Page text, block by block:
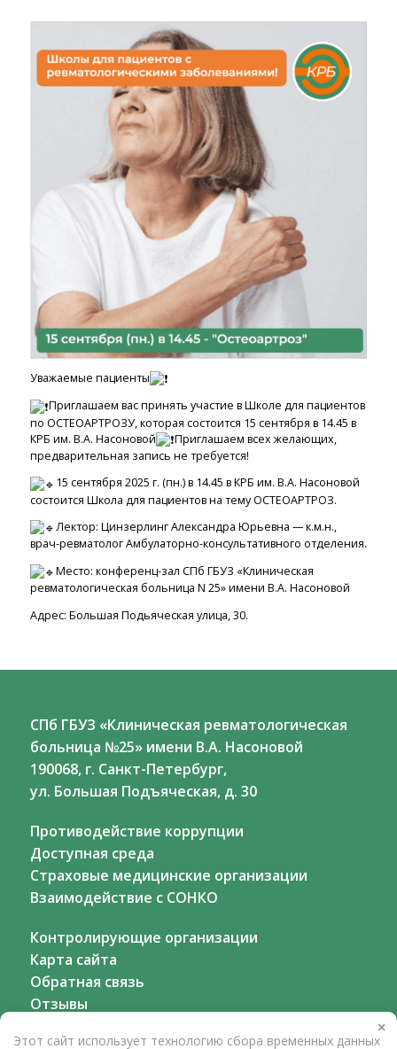
Уважаемые пациенты
️Приглашаем вас принять участие в Школе для пациентов
по ОСТЕОАРТРОЗУ, которая состоится 15 сентября в 14.45 в
КРБ им. В.А. Насоновой
️Приглашаем всех желающих,
предварительная запись не требуется!
15 сентября 2025 г. (пн.) в 14.45 в КРБ им. В.А. Насоновой
состоится Школа для пациентов на тему ОСТЕОАРТРОЗ.
Лектор: Цинзерлинг Александра Юрьевна — к.м.н.,
врач-ревматолог Амбулаторно-консультативного отделения.
Место: конференц-зал СПб ГБУЗ «Клиническая
ревматологическая больница N 25» имени В.А. Насоновой
Адрес: Большая Подьяческая улица, 30.
СПб ГБУЗ «Клиническая ревматологическая
больница №25» имени В.А. Насоновой
190068, г. Санкт-Петербург,
ул. Большая Подъяческая, д. 30
Противодействие коррупции
Доступная среда
Страховые медицинские организации
Взаимодействие с СОНКО
Контролирующие организации
Карта сайта
Обратная связь
Отзывы
×
Этот сайт использует технологию сбора временных данных